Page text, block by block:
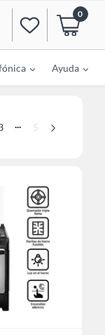
0
Ayuda
... 5